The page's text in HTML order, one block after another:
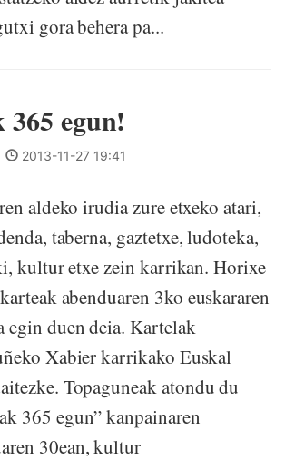
gora behera pa...
egun!
2013-11-27 19:41
aldeko irudia zure etxeko atari,
taberna, gaztetxe, ludoteka,
kultur etxe zein karrikan. Horixe
abenduaren 3ko euskararen
egin duen deia. Kartelak
Xabier karrikako Euskal
Topaguneak atondu du
365 egun” kanpainaren
30ean, kultur